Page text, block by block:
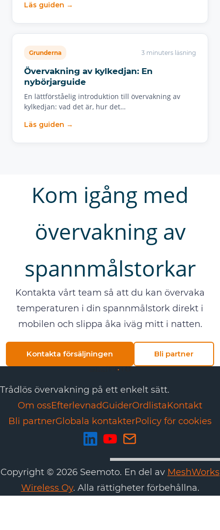
Läs guiden →
Grunderna 3 minuters läsning
Övervakning av kylkedjan: En
nybörjarguide
En lättförståelig introduktion till övervakning av
kylkedjan: vad det är, hur det…
Läs guiden →
Kom igång med
övervakning av
spannmålstorkar
Kontakta vårt team så att du kan övervaka
temperaturen i din spannmålstork direkt i
mobilen och slippa åka iväg mitt i natten.
Kontakta försäljningen Bli partner
Trådlös övervakning på ett enkelt sätt.
Om ossEfterlevnadGuiderOrdlistaKontakt
Bli partnerGlobala kontakterPolicy för cookies
Copyright © 2026 Seemoto. En del av MeshWorks
Wireless Oy. Alla rättigheter förbehållna.